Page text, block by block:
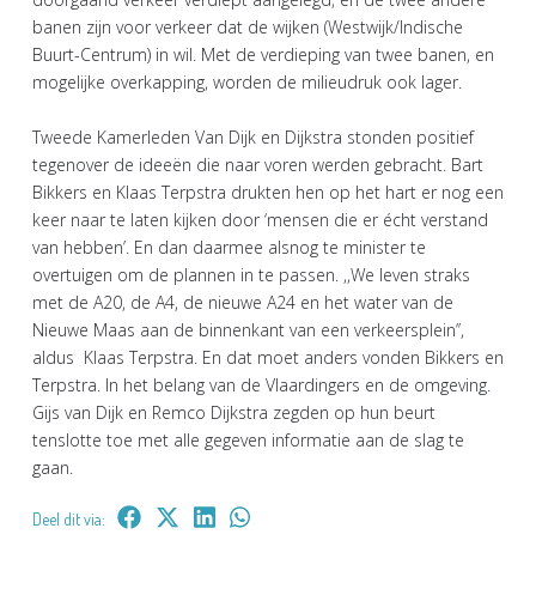
banen zijn voor verkeer dat de wijken (Westwijk/Indische
Buurt-Centrum) in wil. Met de verdieping van twee banen, en
mogelijke overkapping, worden de milieudruk ook lager.
Tweede Kamerleden Van Dijk en Dijkstra stonden positief
tegenover de ideeën die naar voren werden gebracht. Bart
Bikkers en Klaas Terpstra drukten hen op het hart er nog een
keer naar te laten kijken door ‘mensen die er écht verstand
van hebben’. En dan daarmee alsnog te minister te
overtuigen om de plannen in te passen. ,,We leven straks
met de A20, de A4, de nieuwe A24 en het water van de
Nieuwe Maas aan de binnenkant van een verkeersplein’’,
aldus Klaas Terpstra. En dat moet anders vonden Bikkers en
Terpstra. In het belang van de Vlaardingers en de omgeving.
Gijs van Dijk en Remco Dijkstra zegden op hun beurt
tenslotte toe met alle gegeven informatie aan de slag te
gaan.
Deel dit via: